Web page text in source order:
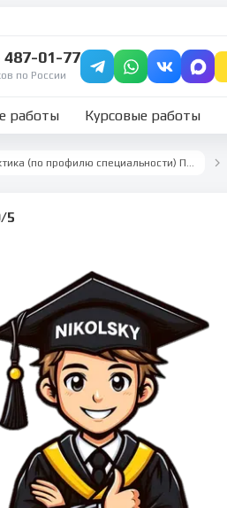
487-01-77
по России
работы Курсовые работы
Производственная практика (по профилю специальности) ПМ.03 — Коммерция
5